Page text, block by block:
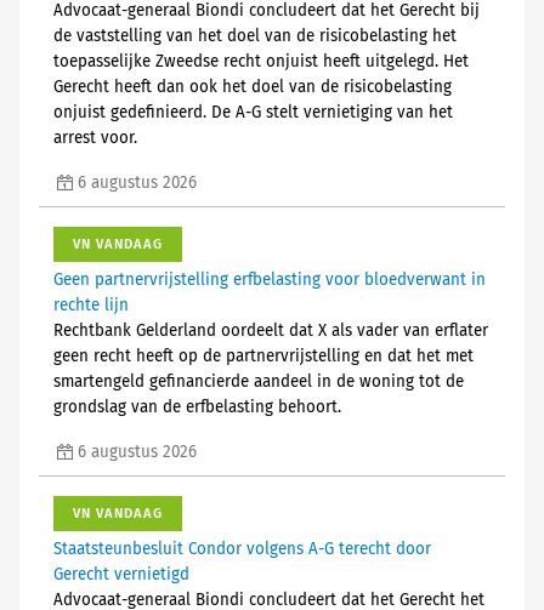
Advocaat-generaal Biondi concludeert dat het Gerecht bij
de vaststelling van het doel van de risicobelasting het
toepasselijke Zweedse recht onjuist heeft uitgelegd. Het
Gerecht heeft dan ook het doel van de risicobelasting
onjuist gedefinieerd. De A-G stelt vernietiging van het
arrest voor.
6 augustus 2026
VN VANDAAG
Geen partnervrijstelling erfbelasting voor bloedverwant in
rechte lijn
Rechtbank Gelderland oordeelt dat X als vader van erflater
geen recht heeft op de partnervrijstelling en dat het met
smartengeld gefinancierde aandeel in de woning tot de
grondslag van de erfbelasting behoort.
6 augustus 2026
VN VANDAAG
Staatsteunbesluit Condor volgens A-G terecht door
Gerecht vernietigd
Advocaat-generaal Biondi concludeert dat het Gerecht het